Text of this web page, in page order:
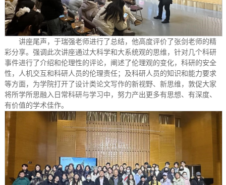
讲座尾声，于瑞强老师进行了总结，他高度评价了张剑老师的精
彩分享。强调此次讲座通过大科学和大系统观的思维，针对几个科研
事件进行了介绍和伦理性的评论，阐述了伦理观的变化，科研的安全
性，人机交互和科研人员的伦理责任；及科研人员的知识和能力要求
等方面，为学院打开了设计类论文写作的新视野、新思维，敦促大家
将所学所思融入日常科研与学习中，努力产出更多有思想、有深度、
有价值的学术佳作。